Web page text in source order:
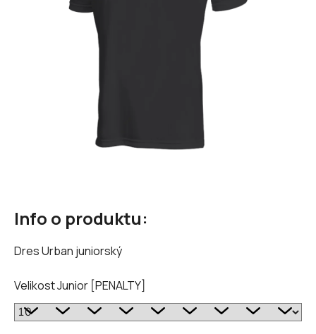
Info o produktu:
Dres Urban juniorský
Velikost Junior [PENALTY]